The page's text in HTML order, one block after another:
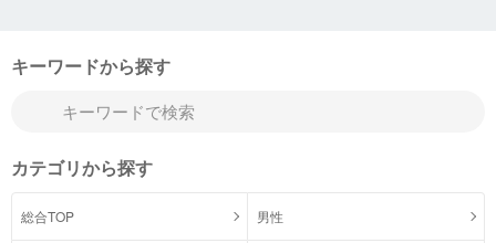
キーワードから探す
カテゴリから探す
総合TOP 男性